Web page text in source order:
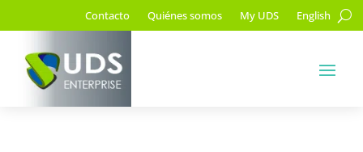
Contacto Quiénes somos My UDS English